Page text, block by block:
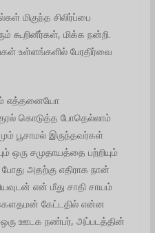
மிகுந்த சிலிர்ப்பை
கூறினீர்கள், மிக்க நன்றி.
உள்ளங்களில் பேரதிர்வை
எத்தனையோ
கொடுத்த போதெல்லாம்
பூசாமல் இருந்தவர்கள்
ஒரு சமுதாயத்தை பற்றியும்
அதற்கு எதிராக நான்
என் மீது சாதி சாயம்
கௌதமன் கேட்டதில் என்ன
ஒரு ஊடக நண்பர், அப்படத்தின்